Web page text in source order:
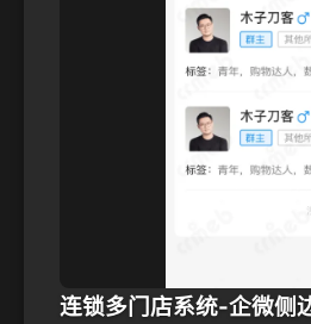
连锁多门店系统-企微侧